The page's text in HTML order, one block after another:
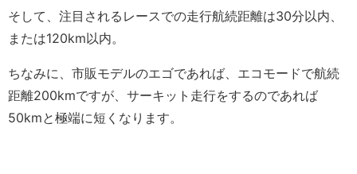
そして、注目されるレースでの走行航続距離は30分以内、
または120km以内。
ちなみに、市販モデルのエゴであれば、エコモードで航続
距離200kmですが、サーキット走行をするのであれば
50kmと極端に短くなります。